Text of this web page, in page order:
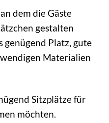
dem die Gäste
gestalten
genügend Platz, gute
Materialien
Sitzplätze für
möchten.